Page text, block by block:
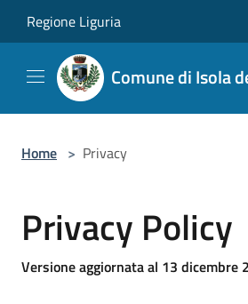
Regione Liguria
Comune di Isola
Home > Privacy
Privacy Policy
Versione aggiornata al 13 dicembre